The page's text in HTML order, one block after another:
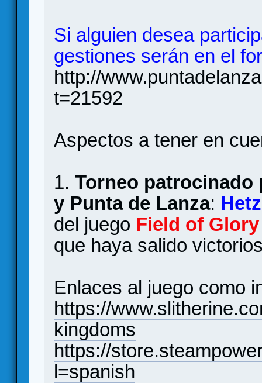
Si alguien desea
gestiones serán en el
http://
t=21592
Aspectos a tener en
1. Torneo patrocinado
y Punta de Lanza:
del juego Field of
que haya salido
Enlaces al juego como
https://
kingdoms
https://
l=spanish